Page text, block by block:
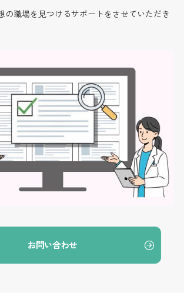
の職場を見つけるサポートをさせていただき
お問い合わせ